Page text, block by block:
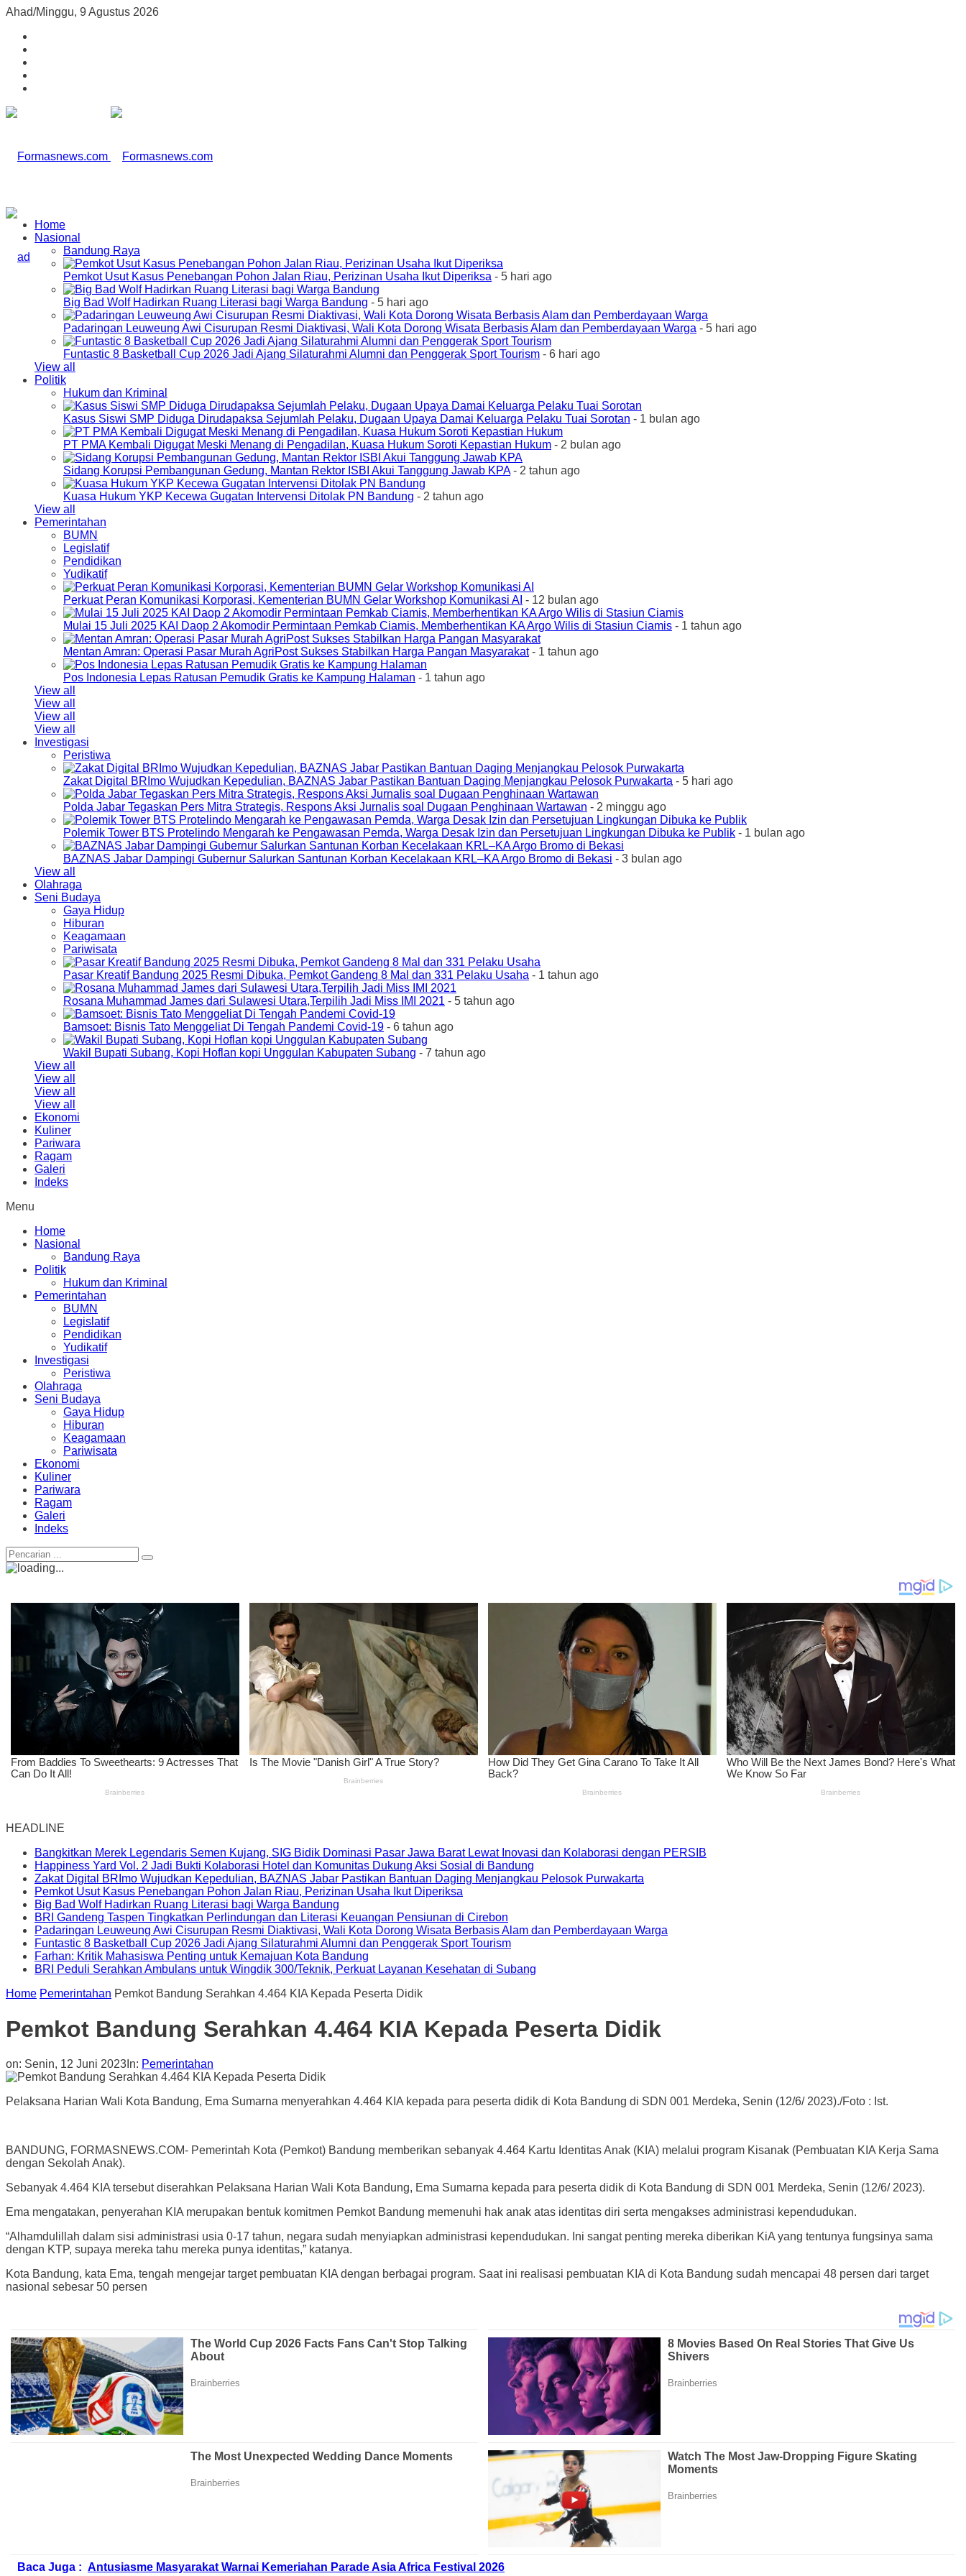
Ahad/Minggu, 9 Agustus 2026
Home
Nasional
Bandung Raya
Pemkot Usut Kasus Penebangan Pohon Jalan Riau, Perizinan Usaha Ikut Diperiksa - 5 hari ago
Big Bad Wolf Hadirkan Ruang Literasi bagi Warga Bandung - 5 hari ago
Padaringan Leuweung Awi Cisurupan Resmi Diaktivasi, Wali Kota Dorong Wisata Berbasis Alam dan Pemberdayaan Warga - 5 hari ago
Funtastic 8 Basketball Cup 2026 Jadi Ajang Silaturahmi Alumni dan Penggerak Sport Tourism - 6 hari ago
View all
Politik
Hukum dan Kriminal
Kasus Siswi SMP Diduga Dirudapaksa Sejumlah Pelaku, Dugaan Upaya Damai Keluarga Pelaku Tuai Sorotan - 1 bulan ago
PT PMA Kembali Digugat Meski Menang di Pengadilan, Kuasa Hukum Soroti Kepastian Hukum - 2 bulan ago
Sidang Korupsi Pembangunan Gedung, Mantan Rektor ISBI Akui Tanggung Jawab KPA- 2 tahun ago
Kuasa Hukum YKP Kecewa Gugatan Intervensi Ditolak PN Bandung - 2 tahun ago
View all
Pemerintahan
BUMN
Legislatif
Pendidikan
Yudikatif
Perkuat Peran Komunikasi Korporasi, Kementerian BUMN Gelar Workshop Komunikasi AI - 12 bulan ago
Mulai 15 Juli 2025 KAI Daop 2 Akomodir Permintaan Pemkab Ciamis, Memberhentikan KA Argo Wilis di Stasiun Ciamis - 1 tahun ago
Mentan Amran: Operasi Pasar Murah AgriPost Sukses Stabilkan Harga Pangan Masyarakat- 1 tahun ago
Pos Indonesia Lepas Ratusan Pemudik Gratis ke Kampung Halaman - 1 tahun ago
View all
View all
View all
View all
Investigasi
Peristiwa
Zakat Digital BRImo Wujudkan Kepedulian, BAZNAS Jabar Pastikan Bantuan Daging Menjangkau Pelosok Purwakarta - 5 hari ago
Polda Jabar Tegaskan Pers Mitra Strategis, Respons Aksi Jurnalis soal Dugaan Penghinaan Wartawan - 2 minggu ago
Polemik Tower BTS Protelindo Mengarah ke Pengawasan Pemda, Warga Desak Izin dan Persetujuan Lingkungan Dibuka ke Publik - 1 bulan ago
BAZNAS Jabar Dampingi Gubernur Salurkan Santunan Korban Kecelakaan KRL–KA Argo Bromo di Bekasi - 3 bulan ago
View all
Olahraga
Seni Budaya
Gaya Hidup
Hiburan
Keagamaan
Pariwisata
Pasar Kreatif Bandung 2025 Resmi Dibuka, Pemkot Gandeng 8 Mal dan 331 Pelaku Usaha - 1 tahun ago
Rosana Muhammad James dari Sulawesi Utara,Terpilih Jadi Miss IMI 2021 - 5 tahun ago
Bamsoet: Bisnis Tato Menggeliat Di Tengah Pandemi Covid-19 - 6 tahun ago
Wakil Bupati Subang, Kopi Hoflan kopi Unggulan Kabupaten Subang - 7 tahun ago
View all
View all
View all
View all
Ekonomi
Kuliner
Pariwara
Ragam
Galeri
Indeks
Menu
Home
Nasional
Bandung Raya
Politik
Hukum dan Kriminal
Pemerintahan
BUMN
Legislatif
Pendidikan
Yudikatif
Investigasi
Peristiwa
Olahraga
Seni Budaya
Gaya Hidup
Hiburan
Keagamaan
Pariwisata
Ekonomi
Kuliner
Pariwara
Ragam
Galeri
Indeks
HEADLINE
Bangkitkan Merek Legendaris Semen Kujang, SIG Bidik Dominasi Pasar Jawa Barat Lewat Inovasi dan Kolaborasi dengan PERSIB
Happiness Yard Vol. 2 Jadi Bukti Kolaborasi Hotel dan Komunitas Dukung Aksi Sosial di Bandung
Zakat Digital BRImo Wujudkan Kepedulian, BAZNAS Jabar Pastikan Bantuan Daging Menjangkau Pelosok Purwakarta
Pemkot Usut Kasus Penebangan Pohon Jalan Riau, Perizinan Usaha Ikut Diperiksa
Big Bad Wolf Hadirkan Ruang Literasi bagi Warga Bandung
BRI Gandeng Taspen Tingkatkan Perlindungan dan Literasi Keuangan Pensiunan di Cirebon
Padaringan Leuweung Awi Cisurupan Resmi Diaktivasi, Wali Kota Dorong Wisata Berbasis Alam dan Pemberdayaan Warga
Funtastic 8 Basketball Cup 2026 Jadi Ajang Silaturahmi Alumni dan Penggerak Sport Tourism
Farhan: Kritik Mahasiswa Penting untuk Kemajuan Kota Bandung
BRI Peduli Serahkan Ambulans untuk Wingdik 300/Teknik, Perkuat Layanan Kesehatan di Subang
Home Pemerintahan Pemkot Bandung Serahkan 4.464 KIA Kepada Peserta Didik
Pemkot Bandung Serahkan 4.464 KIA Kepada Peserta Didik
on: Senin, 12 Juni 2023 In: Pemerintahan
Pelaksana Harian Wali Kota Bandung, Ema Sumarna menyerahkan 4.464 KIA kepada para peserta didik di Kota Bandung di SDN 001 Merdeka, Senin (12/6/ 2023)./Foto : Ist.
BANDUNG, FORMASNEWS.COM- Pemerintah Kota (Pemkot) Bandung memberikan sebanyak 4.464 Kartu Identitas Anak (KIA) melalui program Kisanak (Pembuatan KIA Kerja Sama
dengan Sekolah Anak).
Sebanyak 4.464 KIA tersebut diserahkan Pelaksana Harian Wali Kota Bandung, Ema Sumarna kepada para peserta didik di Kota Bandung di SDN 001 Merdeka, Senin (12/6/ 2023).
Ema mengatakan, penyerahan KIA merupakan bentuk komitmen Pemkot Bandung memenuhi hak anak atas identitas diri serta mengakses administrasi kependudukan.
“Alhamdulillah dalam sisi administrasi usia 0-17 tahun, negara sudah menyiapkan administrasi kependudukan. Ini sangat penting mereka diberikan KiA yang tentunya fungsinya sama
dengan KTP, supaya mereka tahu mereka punya identitas,” katanya.
Kota Bandung, kata Ema, tengah mengejar target pembuatan KIA dengan berbagai program. Saat ini realisasi pembuatan KIA di Kota Bandung sudah mencapai 48 persen dari target
nasional sebesar 50 persen
Baca Juga : Antusiasme Masyarakat Warnai Kemeriahan Parade Asia Africa Festival 2026